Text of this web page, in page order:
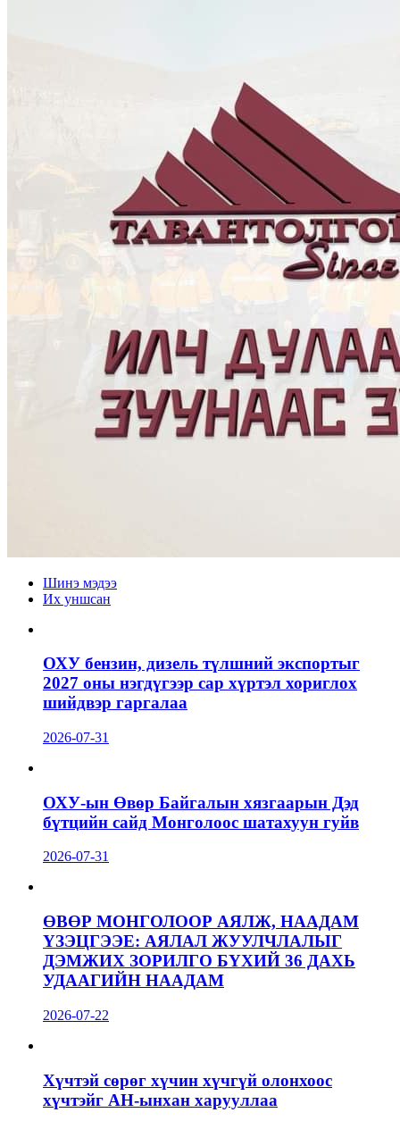
Шинэ мэдээ
Их уншсан
ОХУ бензин, дизель түлшний экспортыг
2027 оны нэгдүгээр сар хүртэл хориглох
шийдвэр гаргалаа
2026-07-31
ОХУ-ын Өвөр Байгалын хязгаарын Дэд
бүтцийн сайд Монголоос шатахуун гуйв
2026-07-31
ӨВӨР МОНГОЛООР АЯЛЖ, НААДАМ
ҮЗЭЦГЭЭЕ: АЯЛАЛ ЖУУЛЧЛАЛЫГ
ДЭМЖИХ ЗОРИЛГО БҮХИЙ 36 ДАХЬ
УДААГИЙН НААДАМ
2026-07-22
Хүчтэй сөрөг хүчин хүчгүй олонхоос
хүчтэйг АН-ынхан харууллаа